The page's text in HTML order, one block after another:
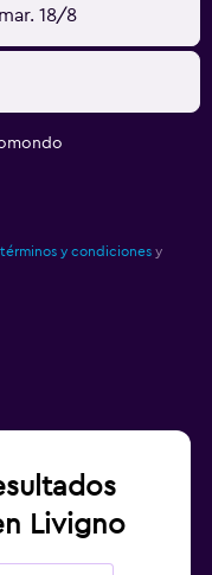
mar. 18/8
términos y condiciones y
Livigno